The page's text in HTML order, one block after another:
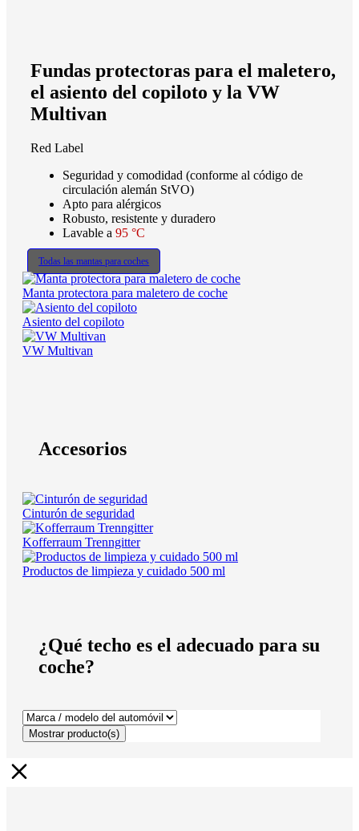
Fundas protectoras para el maletero,
el asiento del copiloto y la VW
Multivan
Red Label
Seguridad y comodidad (conforme al código de
circulación alemán StVO)
Apto para alérgicos
Robusto, resistente y duradero
Lavable a 95 °C
Todas las mantas para coches
Manta protectora para maletero de coche
Asiento del copiloto
VW Multivan
Accesorios
Cinturón de seguridad
Kofferraum Trenngitter
Productos de limpieza y cuidado 500 ml
¿Qué techo es el adecuado para su
coche?
Mostrar producto(s)